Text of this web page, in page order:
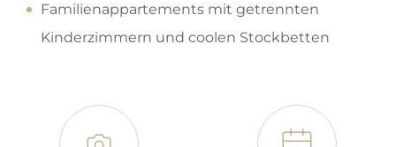
Familienappartements mit getrennten
Kinderzimmern und coolen Stockbetten